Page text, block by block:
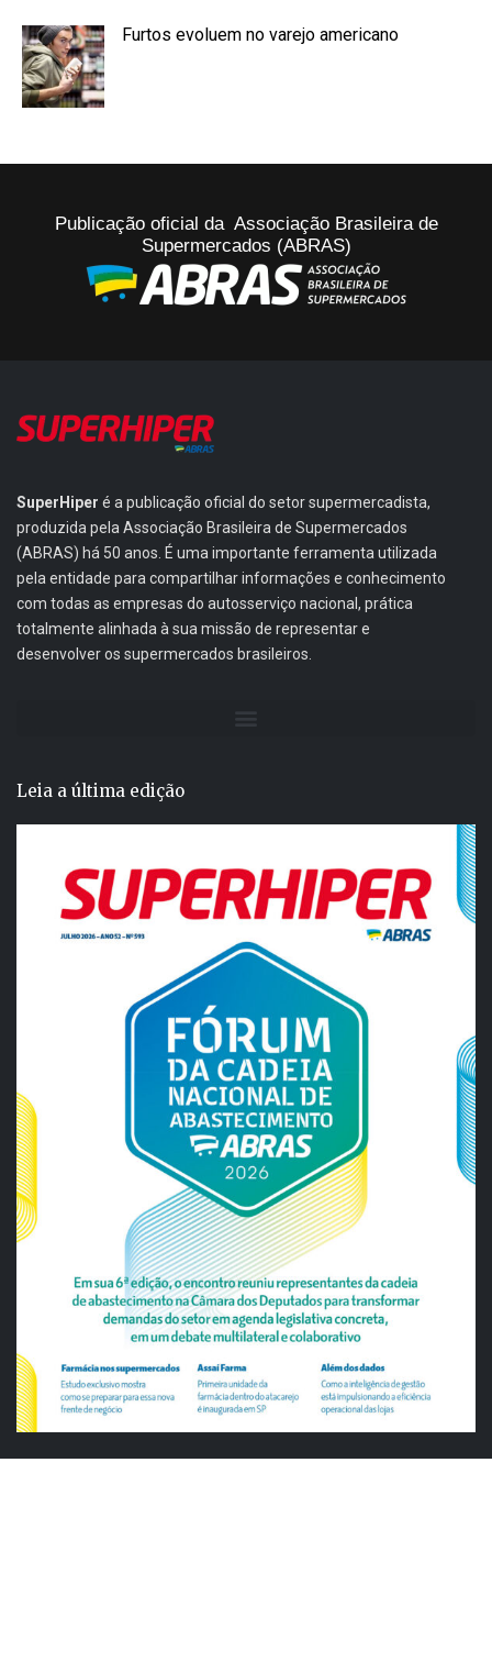
Furtos evoluem no varejo americano
Publicação oficial da Associação Brasileira de
Supermercados (ABRAS)
SuperHiper é a publicação oficial do setor supermercadista,
produzida pela Associação Brasileira de Supermercados
(ABRAS) há 50 anos. É uma importante ferramenta utilizada
pela entidade para compartilhar informações e conhecimento
com todas as empresas do autosserviço nacional, prática
totalmente alinhada à sua missão de representar e
desenvolver os supermercados brasileiros.
Leia a última edição